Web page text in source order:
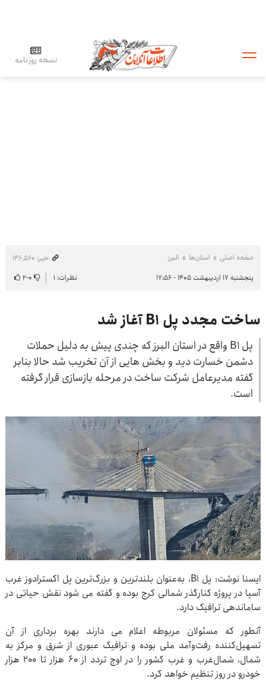
نسخه روزنامه
صفحه اصلی استان‌ها البرز
خبر: ۱۴۶٬۵۶۰
پنجشنبه ۱۷ اردیبهشت ۱۴۰۵ - ۱۷:۵۶
نظرات: ۱ ۰-۲
ساخت مجدد پل B1 آغاز شد
پل B1 واقع در استان البرز که چندی پیش به دلیل حملات
دشمن خسارت دید و بخش هایی از آن تخریب شد حالا بنابر
گفته مدیرعامل شرکت ساخت در مرحله بازسازی قرار گرفته
است.
ایسنا نوشت: پل B۱، به‌عنوان بلندترین و بزرگ‌ترین پل اکسترادوز غرب
آسیا در پروژه کنارگذر شمالی کرج بوده و گفته می شود نقش حیاتی در
ساماندهی ترافیک دارد.
آنطور که مسئولان مربوطه اعلام می دارند بهره برداری از آن
تسهیل‌کننده رفت‌وآمد ملی بوده و ترافیک عبوری از شرق و مرکز به
شمال، شمال‌غرب و غرب کشور را در اوج تردد از ۶۰ هزار تا ۲۰۰ هزار
خودرو در روز تنظیم خواهد کرد.